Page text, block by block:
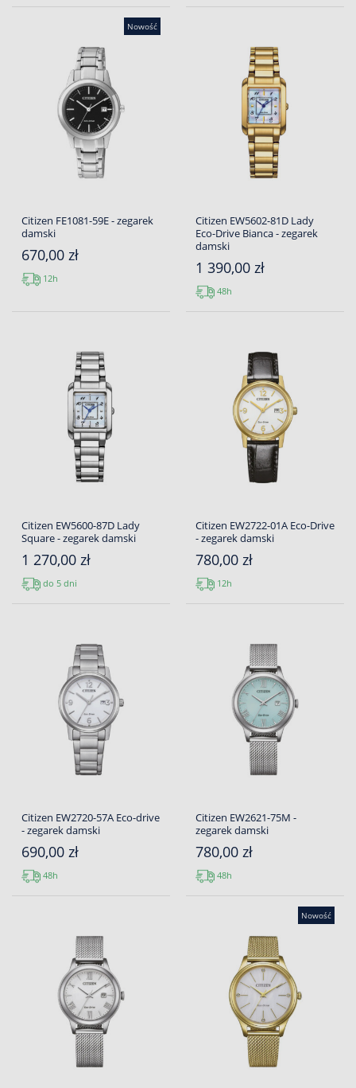
Nowość
Citizen FE1081-59E - zegarek
damski
670,00 zł
12h
Citizen EW5602-81D Lady
Eco-Drive Bianca - zegarek
damski
1 390,00 zł
48h
Citizen EW5600-87D Lady
Square - zegarek damski
1 270,00 zł
do 5 dni
Citizen EW2722-01A Eco-Drive
- zegarek damski
780,00 zł
12h
Citizen EW2720-57A Eco-drive
- zegarek damski
690,00 zł
48h
Citizen EW2621-75M -
zegarek damski
780,00 zł
48h
Nowość